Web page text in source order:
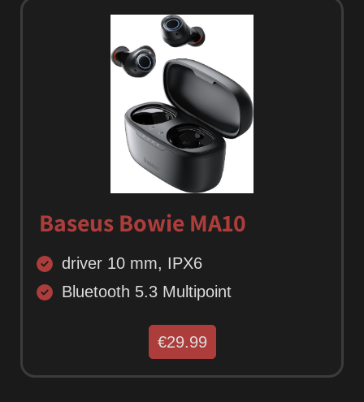
Baseus Bowie MA10
driver 10 mm, IPX6
Bluetooth 5.3 Multipoint
€29.99